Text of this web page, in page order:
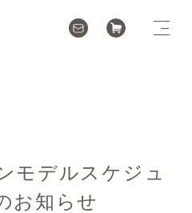
モデルスケジュ
お知らせ